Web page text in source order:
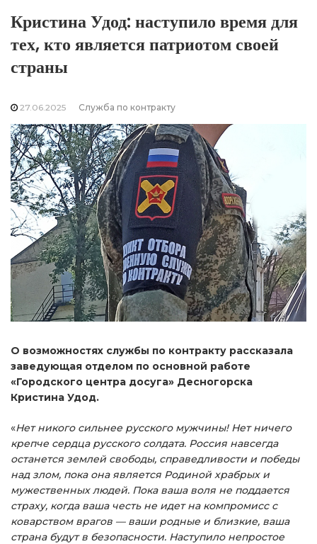
Кристина Удод: наступило время для
тех, кто является патриотом своей
страны
27.06.2025 Служба по контракту
О возможностях службы по контракту рассказала
заведующая отделом по основной работе
«Городского центра досуга» Десногорска
Кристина Удод.
«Нет никого сильнее русского мужчины! Нет ничего
крепче сердца русского солдата. Россия навсегда
останется землей свободы, справедливости и победы
над злом, пока она является Родиной храбрых и
мужественных людей. Пока ваша воля не поддается
страху, когда ваша честь не идет на компромисс с
коварством врагов — ваши родные и близкие, ваша
страна будут в безопасности. Наступило непростое